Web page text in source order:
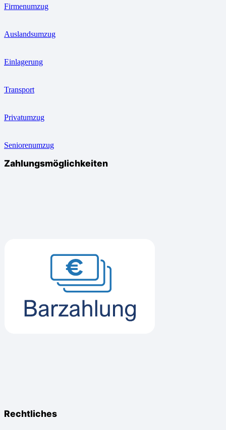
Firmenumzug
Auslandsumzug
Einlagerung
Transport
Privatumzug
Seniorenumzug
Zahlungsmöglichkeiten
Rechtliches